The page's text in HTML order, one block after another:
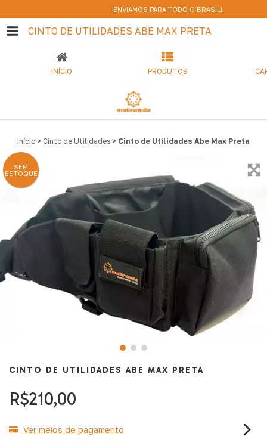
ENVIAMOS PARA TODO O BRASIL!
CINTO DE UTILIDADES ABE MAX PRETA
INÍCIO PRODUTOS
Início > Cinto de Utilidades > Cinto de Utilidades Abe Max Preta
SEM
ESTOQUE
CINTO DE UTILIDADES ABE MAX PRETA
R$210,00
Ver meios de pagamento